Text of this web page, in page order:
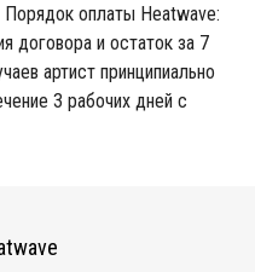
Порядок оплаты Heatwave:
договора и остаток за 7
артист принципиально
3 рабочих дней с